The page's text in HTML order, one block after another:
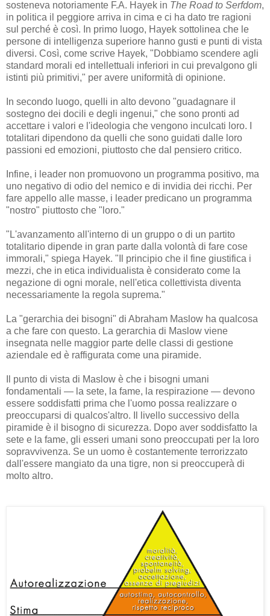
sosteneva notoriamente F.A. Hayek in The Road to Serfdom,
in politica il peggiore arriva in cima e ci ha dato tre ragioni
sul perché è così. In primo luogo, Hayek sottolinea che le
persone di intelligenza superiore hanno gusti e punti di vista
diversi. Così, come scrive Hayek, "Dobbiamo scendere agli
standard morali ed intellettuali inferiori in cui prevalgono gli
istinti più primitivi," per avere uniformità di opinione.
In secondo luogo, quelli in alto devono "guadagnare il
sostegno dei docili e degli ingenui," che sono pronti ad
accettare i valori e l'ideologia che vengono inculcati loro. I
totalitari dipendono da quelli che sono guidati dalle loro
passioni ed emozioni, piuttosto che dal pensiero critico.
Infine, i leader non promuovono un programma positivo, ma
uno negativo di odio del nemico e di invidia dei ricchi. Per
fare appello alle masse, i leader predicano un programma
"nostro" piuttosto che "loro."
"L'avanzamento all'interno di un gruppo o di un partito
totalitario dipende in gran parte dalla volontà di fare cose
immorali," spiega Hayek. "Il principio che il fine giustifica i
mezzi, che in etica individualista è considerato come la
negazione di ogni morale, nell'etica collettivista diventa
necessariamente la regola suprema."
La "gerarchia dei bisogni" di Abraham Maslow ha qualcosa
a che fare con questo. La gerarchia di Maslow viene
insegnata nelle maggior parte delle classi di gestione
aziendale ed è raffigurata come una piramide.
Il punto di vista di Maslow è che i bisogni umani
fondamentali — la sete, la fame, la respirazione — devono
essere soddisfatti prima che l'uomo possa realizzare o
preoccuparsi di qualcos'altro. Il livello successivo della
piramide è il bisogno di sicurezza. Dopo aver soddisfatto la
sete e la fame, gli esseri umani sono preoccupati per la loro
sopravvivenza. Se un uomo è costantemente terrorizzato
dall'essere mangiato da una tigre, non si preoccuperà di
molto altro.